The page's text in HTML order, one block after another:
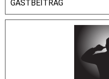
GASTBEITRAG